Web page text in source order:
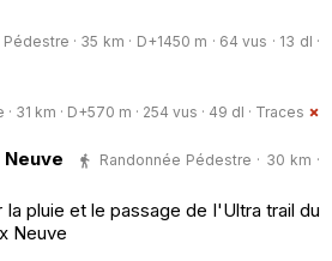
· 35 km · D+1450 m · 64 vus · 13 dl ·
31 km · D+570 m · 254 vus · 49 dl · Traces
Randonnée Pédestre · 30 km ·
pluie et le passage de l'Ultra trail du
Neuve